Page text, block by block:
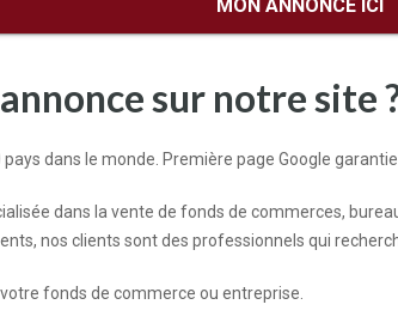
MON ANNONCE ICI
sur notre site
dans le monde. Première page Google garantie.
dans la vente de fonds de commerces,
nos clients sont des professionnels qui
fonds de commerce ou entreprise.